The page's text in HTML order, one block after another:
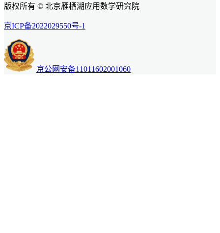
版权所有 © 北京雁栖湖应用数学研究院
京ICP备2022029550号-1
京公网安备11011602001060